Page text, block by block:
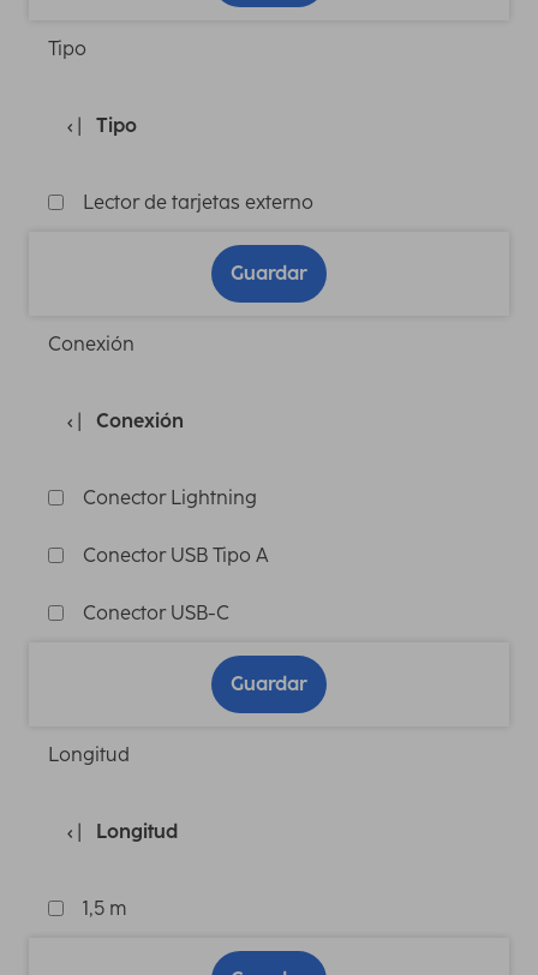
Tipo
Tipo
Lector de tarjetas externo
Guardar
Conexión
Conexión
Conector Lightning
Conector USB Tipo A
Conector USB-C
Guardar
Longitud
Longitud
1,5 m